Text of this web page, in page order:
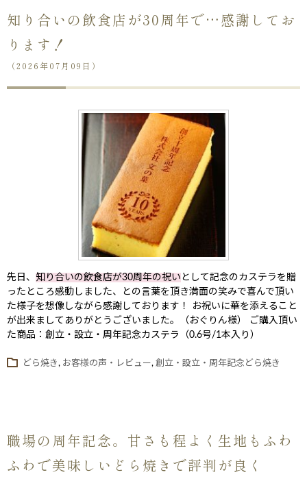
知り合いの飲食店が30周年で…感謝してお
ります！
（2026年07月09日）
先日、 知り合いの飲食店が30周年の祝い として記念のカステラを贈
ったところ感動しました、との言葉を頂き満面の笑みで喜んで頂い
た様子を想像しながら感謝しております！ お祝いに華を添えること
が出来ましてありがとうございました。（おぐりん様） ご購入頂い
た商品：創立・設立・周年記念カステラ（0.6号/1本入り）
どら焼き, お客様の声・レビュー, 創立・設立・周年記念どら焼き
職場の周年記念。甘さも程よく生地もふわ
ふわで美味しいどら焼きで評判が良く